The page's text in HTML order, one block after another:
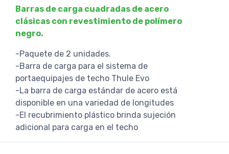
Barras de carga cuadradas de acero
clásicas con revestimiento de polímero
negro.
-Paquete de 2 unidades.
-Barra de carga para el sistema de
portaequipajes de techo Thule Evo
-La barra de carga estándar de acero está
disponible en una variedad de longitudes
-El recubrimiento plástico brinda sujeción
adicional para carga en el techo